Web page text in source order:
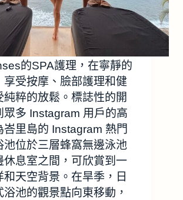
的SPA護理，在寧靜的
享受按摩、臉部護理和健
純粹的放鬆。標誌性的開
眾多 Instagram 用戶的高
峇里島的 Instagram 熱門
池位於三層蜂窩無邊泳池
休息室之間，可欣賞到一
和天空背景。在旱季，日
池的觀景點向東移動，